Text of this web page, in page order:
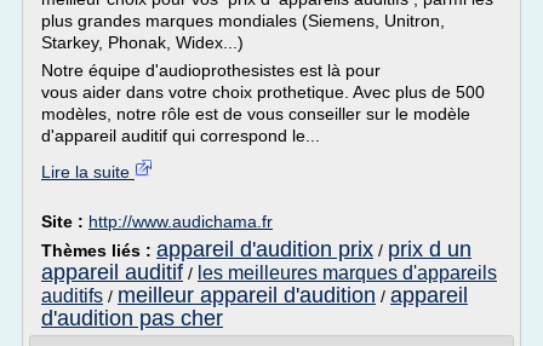
plus grandes marques mondiales (Siemens, Unitron,
Starkey, Phonak, Widex...)
Notre équipe d'audioprothesistes est là pour
vous aider dans votre choix prothetique. Avec plus de 500
modèles, notre rôle est de vous conseiller sur le modèle
d'appareil auditif qui correspond le...
Lire la suite
Site : http://www.audichama.fr
Thèmes liés : appareil d'audition prix / prix d un
appareil auditif / les meilleures marques d'appareils
auditifs / meilleur appareil d'audition / appareil
d'audition pas cher